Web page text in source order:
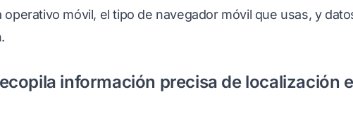
operativo móvil, el tipo de navegador móvil que usas, y
información precisa de localización